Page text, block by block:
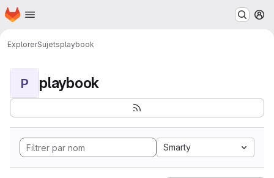
Passer au contenu principal
Page d'accueil
ExplorerSujetsplaybook
P playbook
Smarty